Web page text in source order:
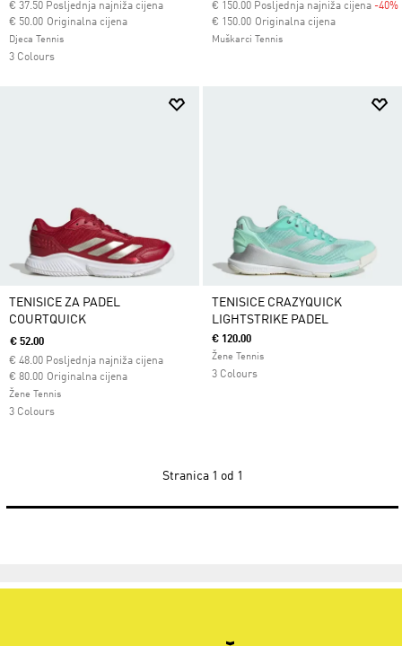
€ 37.50 Posljednja najniža cijena
Originalna cijena
Cijena umanjena od
€ 50.00za
Djeca Tennis
3 Colours
€ 150.00 Posljednja najniža cijena -40%
Originalna cijena
Cijena umanjena od
€ 150.00za
Muškarci Tennis
TENISICE ZA PADEL
COURTQUICK
€ 52.00
€ 48.00 Posljednja najniža cijena
Originalna cijena
Cijena umanjena od
€ 80.00za
Žene Tennis
3 Colours
TENISICE CRAZYQUICK
LIGHTSTRIKE PADEL
€ 120.00
Žene Tennis
3 Colours
Stranica 1 od 1